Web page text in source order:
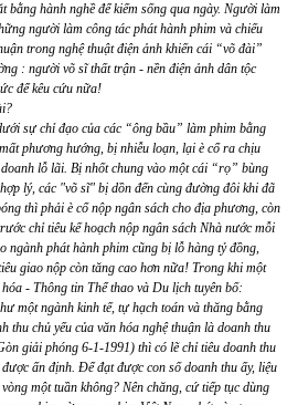
bằng hành nghề để kiếm sống qua ngày. Người làm
người làm công tác phát hành phim và chiếu
trong nghệ thuật điện ảnh khiến cái “võ đài”
: người võ sĩ thất trận - nền điện ảnh dân tộc
để kêu cứu nữa!
sự chỉ đạo của các “ông bầu” làm phim bằng
phương hướng, bị nhiễu loạn, lại è cổ ra chịu
lỗ lãi. Bị nhốt chung vào một cái “rọ” bùng
lý, các "võ sĩ" bị dồn đến cùng đường đôi khi đã
thì phải è cổ nộp ngân sách cho địa phương, còn
chỉ tiêu kế hoạch nộp ngân sách Nhà nước mỗi
ngành phát hành phim cũng bị lỗ hàng tỷ đồng,
giao nộp còn tăng cao hơn nữa! Trong khi một
- Thông tin Thể thao và Du lịch tuyên bố:
một ngành kinh tế, tự hạch toán và thăng bằng
thu chủ yếu của văn hóa nghệ thuận là doanh thu
giải phóng 6-1-1991) thì có lẽ chỉ tiêu doanh thu
ấn định. Để đạt được con số doanh thu ấy, liệu
một tuần không? Nên chăng, cứ tiếp tục dùng